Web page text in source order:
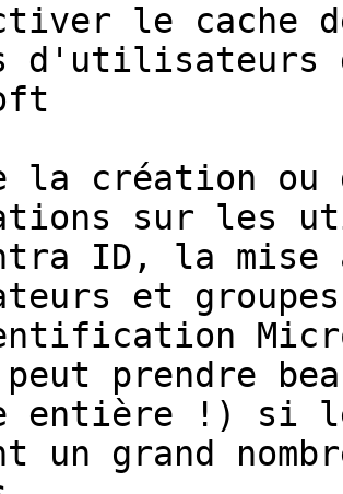
le cache
la création ou
sur les
ID, la mise
et
prendre
entière !) si
un grand